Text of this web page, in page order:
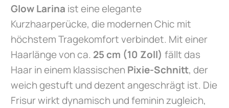
Glow Larina ist eine elegante
Kurzhaarperücke, die modernen Chic mit
höchstem Tragekomfort verbindet. Mit einer
Haarlänge von ca. 25 cm (10 Zoll) fällt das
Haar in einem klassischen Pixie-Schnitt, der
weich gestuft und dezent angeschrägt ist. Die
Frisur wirkt dynamisch und feminin zugleich,